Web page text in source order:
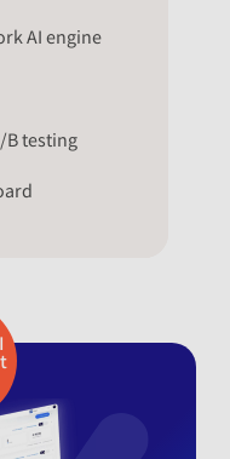
AI engine
B testing